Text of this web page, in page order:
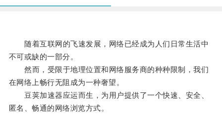
随着互联网的飞速发展，网络已经成为人们日常生活中
不可或缺的一部分。
然而，受限于地理位置和网络服务商的种种限制，我们
在网络上畅行无阻成为一种奢望。
豆荚加速器应运而生，为用户提供了一个快速、安全、
匿名、畅通的网络浏览方式。